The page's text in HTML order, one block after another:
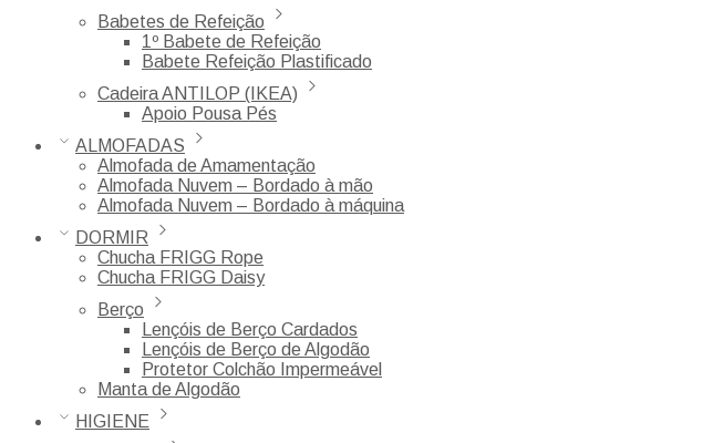
Babetes de Refeição
1º Babete de Refeição
Babete Refeição Plastificado
Cadeira ANTILOP (IKEA)
Apoio Pousa Pés
ALMOFADAS
Almofada de Amamentação
Almofada Nuvem – Bordado à mão
Almofada Nuvem – Bordado à máquina
DORMIR
Chucha FRIGG Rope
Chucha FRIGG Daisy
Berço
Lençóis de Berço Cardados
Lençóis de Berço de Algodão
Protetor Colchão Impermeável
Manta de Algodão
HIGIENE